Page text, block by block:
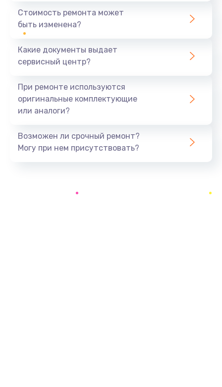
1440 руб.
Ремонт южного моста
Замена батарейки BIOS
Заказать
Стоимость ремонта может
быть изменена?
Какие документы выдает
сервисный центр?
При ремонте используются
оригинальные комплектующие
или аналоги?
Возможен ли срочный ремонт?
Могу при нем присутствовать?